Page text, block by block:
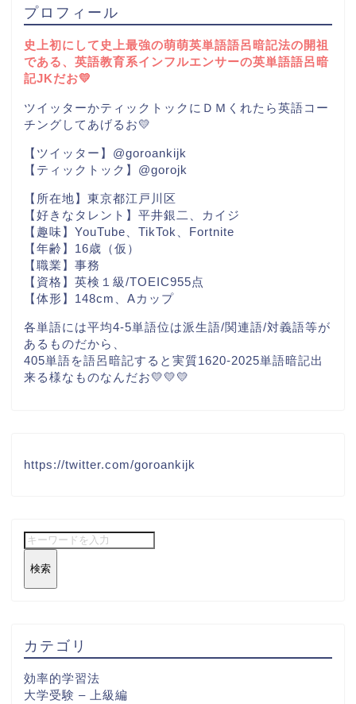
プロフィール
史上初にして史上最強の萌萌英単語語呂暗記法の開祖
である、英語教育系インフルエンサーの英単語語呂暗
記JKだお💛
ツイッターかティックトックにＤＭくれたら英語コー
チングしてあげるお💛
【ツイッター】@goroankijk
【ティックトック】@gorojk
【所在地】東京都江戸川区
【好きなタレント】平井銀二、カイジ
【趣味】YouTube、TikTok、Fortnite
【年齢】16歳（仮）
【職業】事務
【資格】英検１級/TOEIC955点
【体形】148cm、Aカップ
各単語には平均4-5単語位は派生語/関連語/対義語等が
あるものだから、
405単語を語呂暗記すると実質1620-2025単語暗記出
来る様なものなんだお💛💛💛
https://twitter.com/goroankijk
検索
カテゴリ
効率的学習法
大学受験 – 上級編